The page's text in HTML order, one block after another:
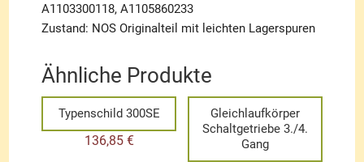
A1103300118, A1105860233
Zustand: NOS Originalteil mit leichten Lagerspuren
Ähnliche Produkte
Typenschild 300SE
136,85 €
Gleichlaufkörper
Schaltgetriebe 3./4.
Gang